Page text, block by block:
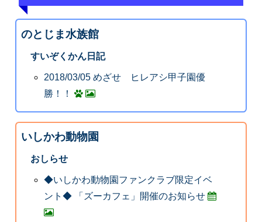
のとじま水族館
すいぞくかん日記
2018/03/05 めざせ ヒレアシ甲子園優
勝！！
いしかわ動物園
おしらせ
◆いしかわ動物園ファンクラブ限定イベ
ント◆ 「ズーカフェ」開催のお知らせ